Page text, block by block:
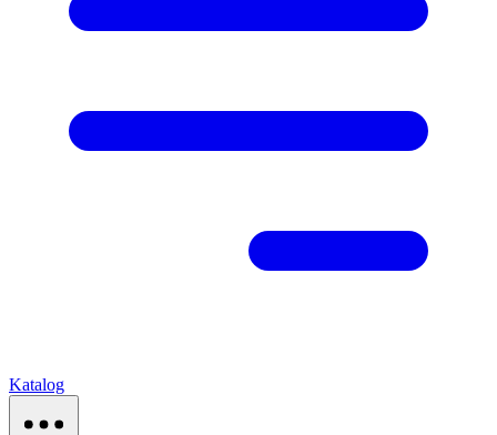
Katalog